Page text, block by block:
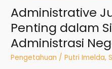
Administrative
Penting dalam
Administrasi
Pengetahuan /Putri Imelda,